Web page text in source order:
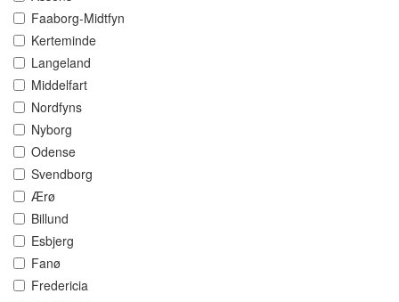
Faaborg-Midtfyn
Kerteminde
Langeland
Middelfart
Nordfyns
Nyborg
Odense
Svendborg
Ærø
Billund
Esbjerg
Fanø
Fredericia